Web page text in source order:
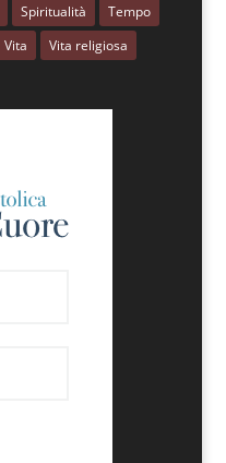
Spiritualità
Tempo
Vita Vita religiosa